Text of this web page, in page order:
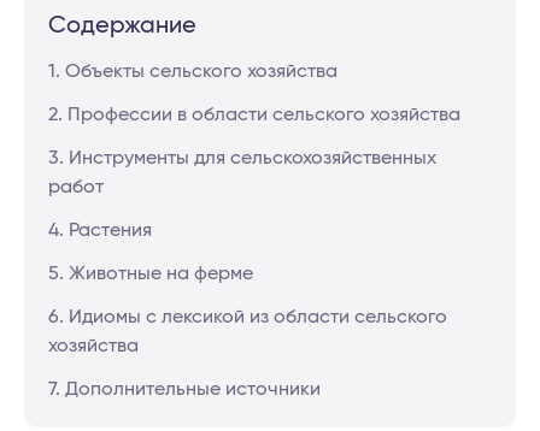
Содержание
1. Объекты сельского хозяйства
2. Профессии в области сельского хозяйства
3. Инструменты для сельскохозяйственных
работ
4. Растения
5. Животные на ферме
6. Идиомы с лексикой из области сельского
хозяйства
7. Дополнительные источники